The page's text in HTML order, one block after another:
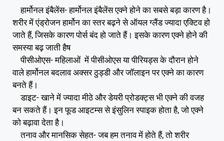
हार्मोनल इंबैलेंस- हार्मोनल इंबैलेंस एक्ने होने का सबसे बड़ा कारण है।
शरीर में एंड्रोजन हार्मोन का स्तर बढ़ने से ऑयल ग्लैंड ज्यादा एक्टिव हो
जाते हैं, जिसके कारण पोर्स बंद हो जाते हैं। इसके कारण एक्ने होने की
समस्या बढ़ जाती हैष
पीसीओएस- महिलाओं में पीसीओएस या पीरियड्स के दौरान होने
वाले हार्मोनल बदलाव अक्सर ठुड्डी और जॉलाइन पर एक्ने का कारण
बनते हैं।
डाइट- खाने में ज्यादा मीठे और डेयरी प्रोडक्ट्स भी एक्ने की वजह
बन सकते हैं। इन फूड आइटम्स से इंसुलिन स्पाइक होता है, जो एक्ने
को बढ़ावा देता है।
तनाव और मानसिक सेहत- जब हम तनाव में होते हैं, तो शरीर